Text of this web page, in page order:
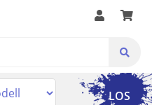
LOS